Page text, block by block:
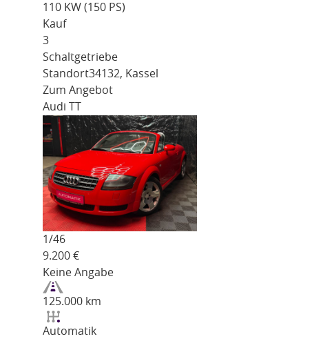
110 KW (150 PS)
Kauf
3
Schaltgetriebe
Standort34132, Kassel
Zum Angebot
Audi TT
1/46
9.200 €
Keine Angabe
125.000 km
Automatik